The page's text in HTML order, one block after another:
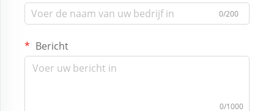
0/200
Bericht
0/1000